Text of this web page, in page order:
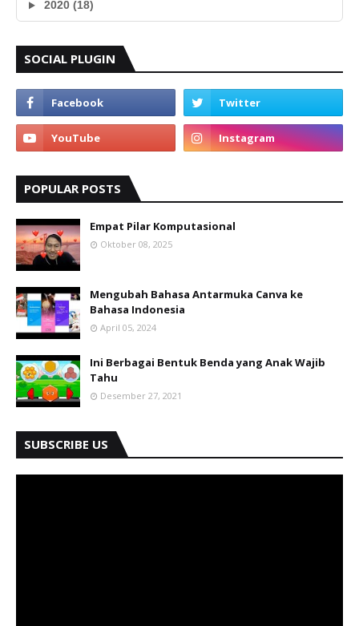
2020 (18)
SOCIAL PLUGIN
POPULAR POSTS
Empat Pilar Komputasional
Oktober 08, 2025
Mengubah Bahasa Antarmuka Canva ke
Bahasa Indonesia
April 05, 2024
Ini Berbagai Bentuk Benda yang Anak Wajib
Tahu
Desember 27, 2021
SUBSCRIBE US